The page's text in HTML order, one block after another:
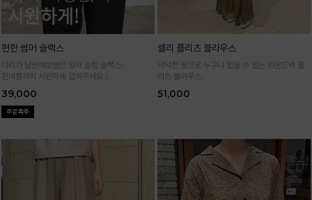
편한 썸머 슬랙스
다리가 날씬해보였던 일자 슬림 슬랙스!
한여름까지 시원하게 입어주세요:)
39,000
셀리 플리츠 블라우스
넉넉한 핏으로 누구나 입을 수 있는 라운드넥 플
리츠 블라우스
51,000